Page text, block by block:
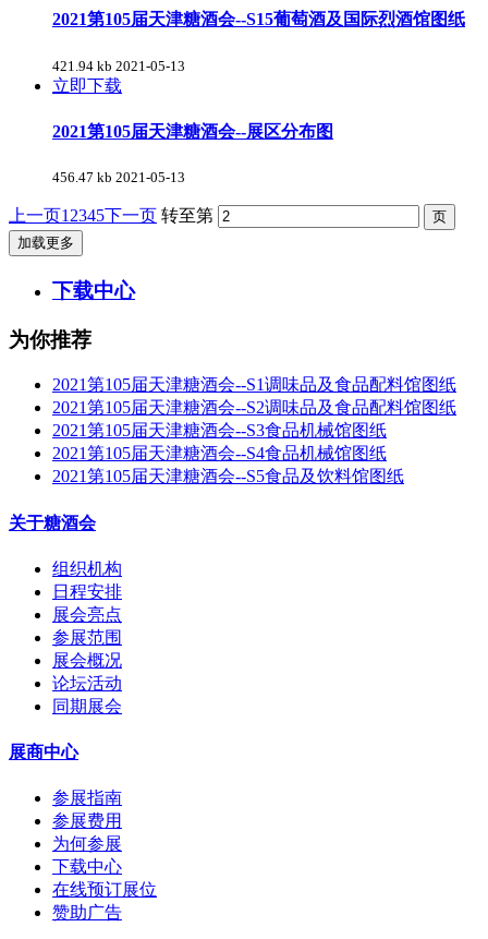
2021第105届天津糖酒会--S15葡萄酒及国际烈酒馆图纸
421.94 kb 2021-05-13
立即下载
2021第105届天津糖酒会--展区分布图
456.47 kb 2021-05-13
上一页1 2345下一页 转至第
加载更多
下载中心
为你推荐
2021第105届天津糖酒会--S1调味品及食品配料馆图纸
2021第105届天津糖酒会--S2调味品及食品配料馆图纸
2021第105届天津糖酒会--S3食品机械馆图纸
2021第105届天津糖酒会--S4食品机械馆图纸
2021第105届天津糖酒会--S5食品及饮料馆图纸
关于糖酒会
组织机构
日程安排
展会亮点
参展范围
展会概况
论坛活动
同期展会
展商中心
参展指南
参展费用
为何参展
下载中心
在线预订展位
赞助广告